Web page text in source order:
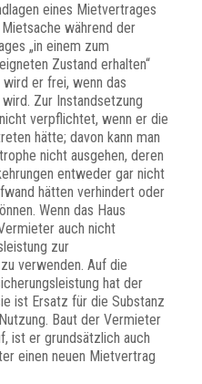
eines Mietvertrages
während der
„in einem zum
Zustand erhalten“
er frei, wenn das
Zur Instandsetzung
verpflichtet, wenn er die
hätte; davon kann man
nicht ausgehen, deren
entweder gar nicht
hätten verhindert oder
Wenn das Haus
auch nicht
zur
verwenden. Auf die
hat der
ist Ersatz für die Substanz
Baut der Vermieter
ist er grundsätzlich auch
einen neuen Mietvertrag